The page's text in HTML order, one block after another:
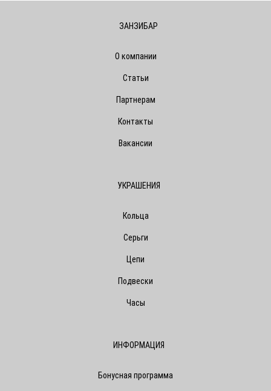
ЗАНЗИБАР
О компании
Статьи
Партнерам
Контакты
Вакансии
УКРАШЕНИЯ
Кольца
Серьги
Цепи
Подвески
Часы
ИНФОРМАЦИЯ
Бонусная программа